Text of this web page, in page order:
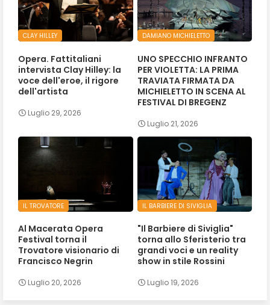
CLAY HILLEY
Opera. Fattitaliani
intervista Clay Hilley: la
voce dell'eroe, il rigore
dell'artista
Luglio 29, 2026
DAMIANO MICHIELETTO
UNO SPECCHIO INFRANTO
PER VIOLETTA: LA PRIMA
TRAVIATA FIRMATA DA
MICHIELETTO IN SCENA AL
FESTIVAL DI BREGENZ
Luglio 21, 2026
IL TROVATORE
Al Macerata Opera
Festival torna il
Trovatore visionario di
Francisco Negrin
Luglio 20, 2026
IL BARBIERE DI SIVIGLIA
"Il Barbiere di Siviglia"
torna allo Sferisterio tra
grandi voci e un reality
show in stile Rossini
Luglio 19, 2026